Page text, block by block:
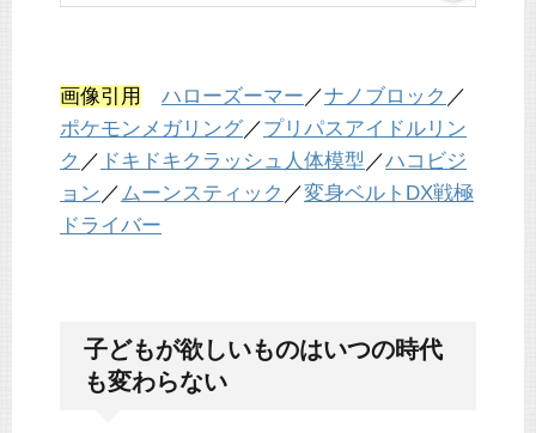
画像引用 ハローズーマー ／ナノブロック ／
ポケモンメガリング／プリパスアイドルリン
ク ／ ドキドキクラッシュ人体模型 ／ハコビジ
ョン ／ムーンスティック ／変身ベルトDX戦極
ドライバー
子どもが欲しいものはいつの時代
も変わらない